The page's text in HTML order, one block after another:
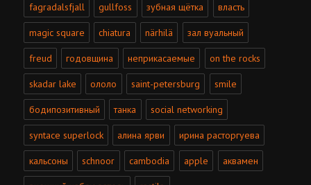
fagradalsfjall gullfoss зубная щётка власть
magic square chiatura närhilä зал вуальный
freud годовщина неприкасаемые on the rocks
skadar lake ололо saint-petersburg smile
бодипозитивный танка social networking
syntace superlock алина ярви ирина расторгуева
кальсоны schnoor cambodia apple аквамен